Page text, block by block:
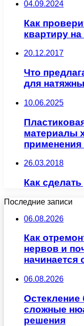
04.09.2024
Как
квартиру
20.12.2017
Что
для
10.06.2025
материалы
26.03.2018
Как
Последние записи
06.08.2026
Как
нервов и
начинается
06.08.2026
Остекление
сложные
решения